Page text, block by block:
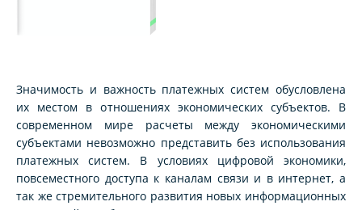
Значимость и важность платежных систем обусловлена
их местом в отношениях экономических субъектов. В
современном мире расчеты между экономическими
субъектами невозможно представить без использования
платежных систем. В условиях цифровой экономики,
повсеместного доступа к каналам связи и в интернет, а
так же стремительного развития новых информационных